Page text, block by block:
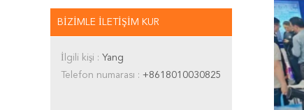
BIZIMLE ILETIŞIM KUR
İlgili kişi : Yang
Telefon numarası : +8618010030825